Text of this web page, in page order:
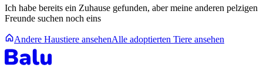
Ich habe bereits ein Zuhause gefunden, aber meine anderen pelzigen
Freunde suchen noch eins
Andere Haustiere ansehenAlle adoptierten Tiere ansehen